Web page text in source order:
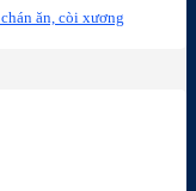
ăn, còi xương